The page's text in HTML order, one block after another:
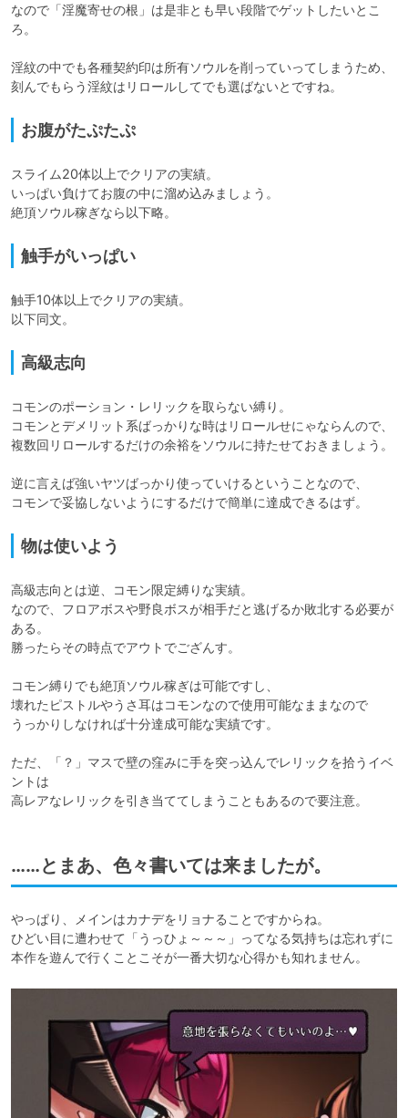
なので「淫魔寄せの根」は是非とも早い段階でゲットしたいとこ
ろ。
淫紋の中でも各種契約印は所有ソウルを削っていってしまうため、
刻んでもらう淫紋はリロールしてでも選ばないとですね。
お腹がたぷたぷ
スライム20体以上でクリアの実績。
いっぱい負けてお腹の中に溜め込みましょう。
絶頂ソウル稼ぎなら以下略。
触手がいっぱい
触手10体以上でクリアの実績。
以下同文。
高級志向
コモンのポーション・レリックを取らない縛り。
コモンとデメリット系ばっかりな時はリロールせにゃならんので、
複数回リロールするだけの余裕をソウルに持たせておきましょう。
逆に言えば強いヤツばっかり使っていけるということなので、
コモンで妥協しないようにするだけで簡単に達成できるはず。
物は使いよう
高級志向とは逆、コモン限定縛りな実績。
なので、フロアボスや野良ボスが相手だと逃げるか敗北する必要が
ある。
勝ったらその時点でアウトでござんす。
コモン縛りでも絶頂ソウル稼ぎは可能ですし、
壊れたピストルやうさ耳はコモンなので使用可能なままなので
うっかりしなければ十分達成可能な実績です。
ただ、「？」マスで壁の窪みに手を突っ込んでレリックを拾うイベ
ントは
高レアなレリックを引き当ててしまうこともあるので要注意。
……とまあ、色々書いては来ましたが。
やっぱり、メインはカナデをリョナることですからね。
ひどい目に遭わせて「うっひょ～～～」ってなる気持ちは忘れずに
本作を遊んで行くことこそが一番大切な心得かも知れません。